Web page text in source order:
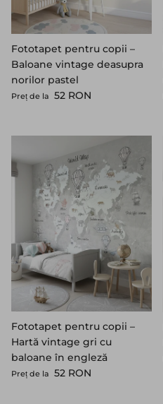
Fototapet pentru copii –
Baloane vintage deasupra
norilor pastel
Preț standard
Preț de la 52 RON
Fototapet pentru copii –
Hartă vintage gri cu
baloane în engleză
Preț standard
Preț de la 52 RON